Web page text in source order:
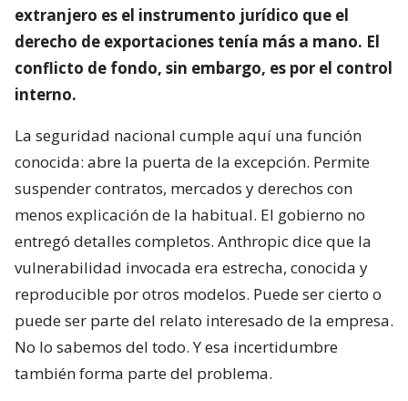
extranjero es el instrumento jurídico que el
derecho de exportaciones tenía más a mano. El
conflicto de fondo, sin embargo, es por el control
interno.
La seguridad nacional cumple aquí una función
conocida: abre la puerta de la excepción. Permite
suspender contratos, mercados y derechos con
menos explicación de la habitual. El gobierno no
entregó detalles completos. Anthropic dice que la
vulnerabilidad invocada era estrecha, conocida y
reproducible por otros modelos. Puede ser cierto o
puede ser parte del relato interesado de la empresa.
No lo sabemos del todo. Y esa incertidumbre
también forma parte del problema.